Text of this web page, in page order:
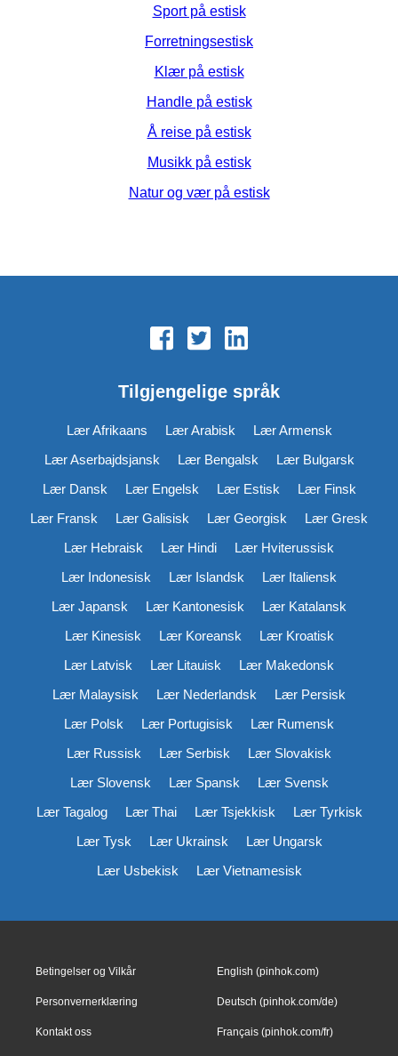
Sport på estisk
Forretningsestisk
Klær på estisk
Handle på estisk
Å reise på estisk
Musikk på estisk
Natur og vær på estisk
Tilgjengelige språk
Lær Afrikaans Lær Arabisk
Lær Armensk
Lær Aserbajdsjansk
Lær Bengalsk
Lær Bulgarsk
Lær Dansk
Lær Engelsk Lær Estisk
Lær Finsk
Lær Fransk
Lær Galisisk Lær Georgisk
Lær Gresk
Lær Hebraisk
Lær Hindi
Lær Hviterussisk
Lær Indonesisk
Lær Islandsk
Lær Italiensk
Lær Japansk
Lær Kantonesisk
Lær Katalansk
Lær Kinesisk
Lær Koreansk
Lær Kroatisk
Lær Latvisk
Lær Litauisk
Lær Makedonsk
Lær Malaysisk
Lær Nederlandsk
Lær Persisk
Lær Polsk
Lær Portugisisk
Lær Rumensk
Lær Russisk
Lær Serbisk
Lær Slovakisk
Lær Slovensk
Lær Spansk
Lær Svensk
Lær Tagalog
Lær Thai Lær Tsjekkisk
Lær Tyrkisk
Lær Tysk
Lær Ukrainsk
Lær Ungarsk
Lær Usbekisk
Lær Vietnamesisk
Betingelser og Vilkår
Personvernerklæring
Kontakt oss
English (pinhok.com)
Deutsch (pinhok.com/de)
Français (pinhok.com/fr)